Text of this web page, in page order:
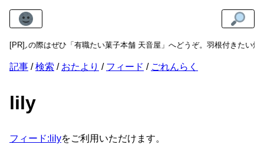
[PR]
しの際はぜひ「有職たい菓子本舗 天音屋」へどうぞ。羽根付きたい焼き
記事 検索 おたより フィード ごれんらく
lily
フィード:lilyをご利用いただけます。